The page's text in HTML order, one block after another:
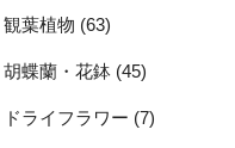
観葉植物 (63)
胡蝶蘭・花鉢 (45)
ドライフラワー (7)